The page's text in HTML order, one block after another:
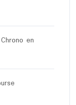
en